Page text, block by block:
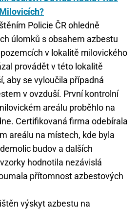
Policie ČR ohledně
úlomků s obsahem azbestu
v lokalitě milovického
provádět v této lokalitě
aby se vyloučila případná
v ovzduší. První kontrolní
areálu proběhlo na
Certifikovaná firma odebírala
areálu na místech, kde byla
budov a dalších
hodnotila nezávislá
přítomnost azbestových
výskyt azbestu na